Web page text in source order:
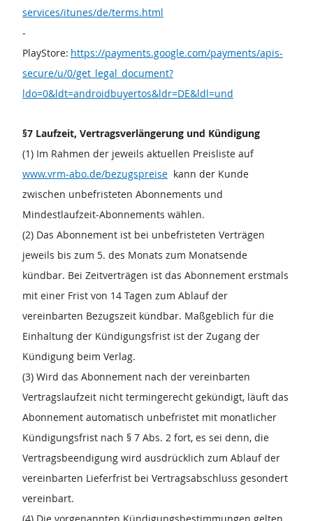
services/itunes/de/terms.html
-
PlayStore: https://payments.google.com/payments/apis-
secure/u/0/get_legal_document?
ldo=0&ldt=androidbuyertos&ldr=DE&ldl=und
§7 Laufzeit, Vertragsverlängerung und Kündigung
(1) Im Rahmen der jeweils aktuellen Preisliste auf
www.vrm-abo.de/bezugspreise kann der Kunde
zwischen unbefristeten Abonnements und
Mindestlaufzeit-Abonnements wählen.
(2) Das Abonnement ist bei unbefristeten Verträgen
jeweils bis zum 5. des Monats zum Monatsende
kündbar. Bei Zeitverträgen ist das Abonnement erstmals
mit einer Frist von 14 Tagen zum Ablauf der
vereinbarten Bezugszeit kündbar. Maßgeblich für die
Einhaltung der Kündigungsfrist ist der Zugang der
Kündigung beim Verlag.
(3) Wird das Abonnement nach der vereinbarten
Vertragslaufzeit nicht termingerecht gekündigt, läuft das
Abonnement automatisch unbefristet mit monatlicher
Kündigungsfrist nach § 7 Abs. 2 fort, es sei denn, die
Vertragsbeendigung wird ausdrücklich zum Ablauf der
vereinbarten Lieferfrist bei Vertragsabschluss gesondert
vereinbart.